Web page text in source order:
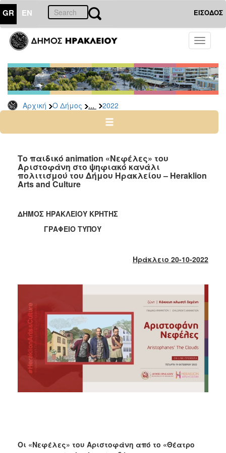
GR EN ΕΙΣΟΔΟΣ
Toggle
Αρχική Ο Δήμος ... 2022
ΔΗΜΟΣ
Δελτία
Τύπου
Αρχείο
2026
2024
2022
2021
2019
2018
2011
2010
2006
Το παιδικό animation «Νεφέλες» του
Αριστοφάνη στο ψηφιακό κανάλι
πολιτισμού του Δήμου Ηρακλείου – Heraklion
Arts and Culture
ΔΗΜΟΣ ΗΡΑΚΛΕΙΟΥ ΚΡΗΤΗΣ
ΓΡΑΦΕΙΟ ΤΥΠΟΥ
Ηράκλειο 20-10-2022
Οι «Νεφέλες» του Αριστοφάνη από το «Θέατρο